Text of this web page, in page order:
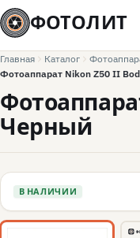
ФОТОЛИТ
Главная Каталог
Фотоаппарат Nikon Z50 II
Черный
В НАЛИЧИИ